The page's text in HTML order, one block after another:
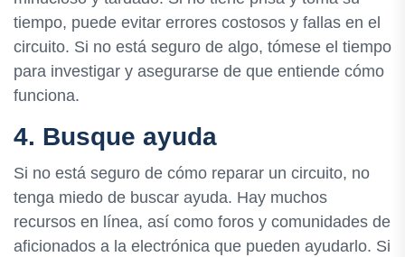
tiempo, puede evitar errores costosos y fallas en el
circuito. Si no está seguro de algo, tómese el tiempo
para investigar y asegurarse de que entiende cómo
funciona.
4. Busque ayuda
Si no está seguro de cómo reparar un circuito, no
tenga miedo de buscar ayuda. Hay muchos
recursos en línea, así como foros y comunidades de
aficionados a la electrónica que pueden ayudarlo. Si